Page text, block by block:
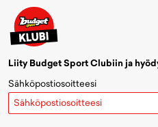
Liity Budget Sport Clubiin ja
Sähköpostiosoitteesi